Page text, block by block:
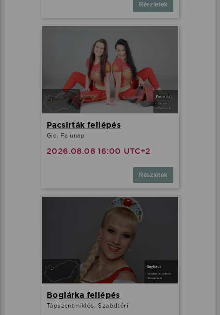
Részletek
Pacsirták fellépés
Gic, Falunap
2026.08.08 16:00 UTC+2
Részletek
Boglárka fellépés
Tápszentmiklós, Szabdtéri